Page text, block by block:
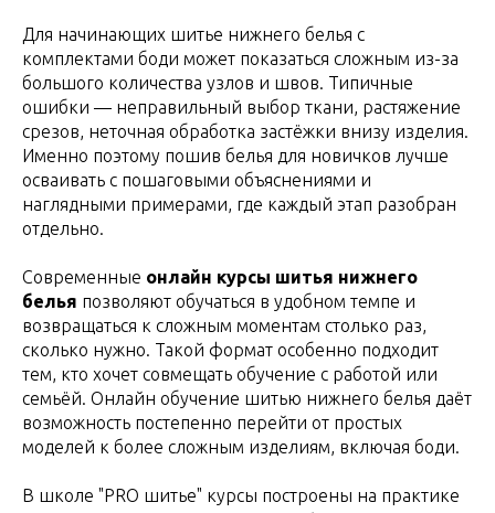
Для начинающих шитье нижнего белья с
комплектами боди может показаться сложным из-за
большого количества узлов и швов. Типичные
ошибки — неправильный выбор ткани, растяжение
срезов, неточная обработка застёжки внизу изделия.
Именно поэтому пошив белья для новичков лучше
осваивать с пошаговыми объяснениями и
наглядными примерами, где каждый этап разобран
отдельно.
Современные онлайн курсы шитья нижнего
белья позволяют обучаться в удобном темпе и
возвращаться к сложным моментам столько раз,
сколько нужно. Такой формат особенно подходит
тем, кто хочет совмещать обучение с работой или
семьёй. Онлайн обучение шитью нижнего белья даёт
возможность постепенно перейти от простых
моделей к более сложным изделиям, включая боди.
В школе "PRO шитье" курсы построены на практике